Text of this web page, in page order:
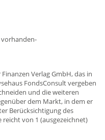
vorhanden-
Verlag GmbH, das in
FondsConsult vergeben
und die weiteren
dem Markt, in dem er
Berücksichtigung des
reicht von 1 (ausgezeichnet)